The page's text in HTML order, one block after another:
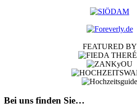
FEATURED BY
Bei uns finden Sie…